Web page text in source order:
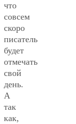
что
совсем
скоро
писатель
будет
отмечать
свой
день.
А
так
как,